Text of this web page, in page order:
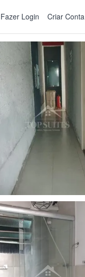
Fazer Login Criar Conta